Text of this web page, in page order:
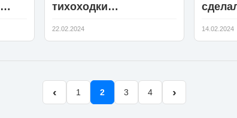
тихоходки
22.02.2024 14.02.2024
‹ 1 2 3 4 ›